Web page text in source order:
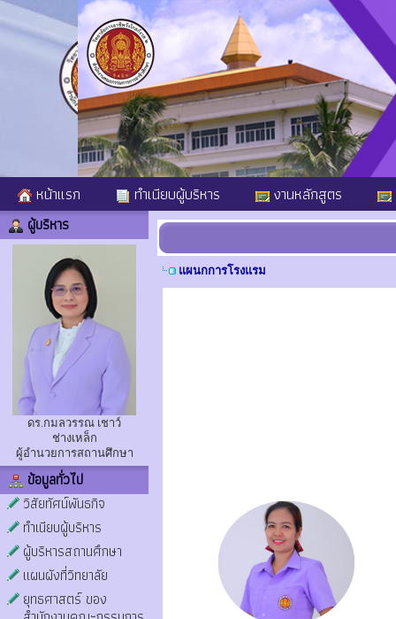
หน้าแรก ทำเนียบผู้บริหาร งานหลักสูตร
ผู้บริหาร
ดร.กมลวรรณ เชาว์
ช่างเหล็ก
ผู้อำนวยการสถานศึกษา
ข้อมูลทั่วไป
วิสัยทัศน์พันธกิจ
ทำเนียบผู้บริหาร
ผู้บริหารสถานศึกษา
แผนผังที่วิทยาลัย
ยุทธศาสตร์ ของ
แผนกการโรงแรม